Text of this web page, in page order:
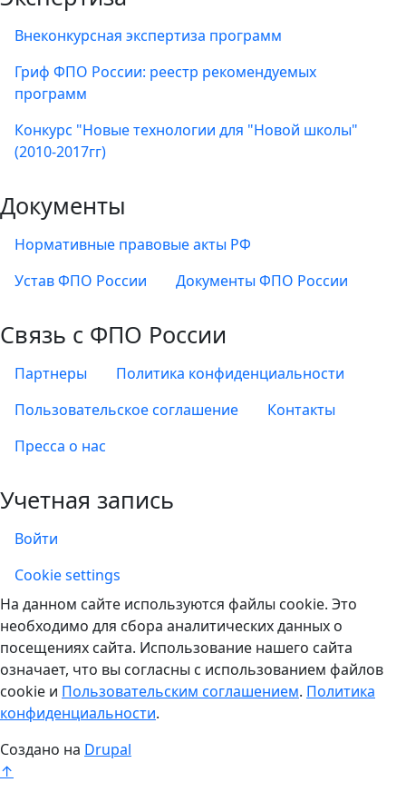
Внеконкурсная экспертиза программ
Гриф ФПО России: реестр рекомендуемых
программ
Конкурс "Новые технологии для "Новой школы"
(2010-2017гг)
Документы
Нормативные правовые акты РФ
Устав ФПО России
Документы ФПО России
Связь с ФПО России
Партнеры
Политика конфиденциальности
Пользовательское соглашение
Контакты
Пресса о нас
Учетная запись
Войти
Учетная запись
Cookie settings
На данном сайте используются файлы cookie. Это
необходимо для сбора аналитических данных о
посещениях сайта. Использование нашего сайта
означает, что вы согласны с использованием файлов
cookie и Пользовательским соглашением. Политика
конфиденциальности.
Создано на Drupal
↑